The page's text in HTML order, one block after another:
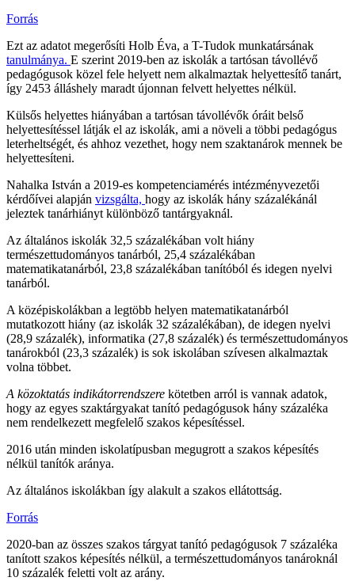
Forrás
Ezt az adatot megerősíti Holb Éva, a T-Tudok munkatársának
tanulmánya. E szerint 2019-ben az iskolák a tartósan távollévő
pedagógusok közel fele helyett nem alkalmaztak helyettesítő tanárt,
így 2453 álláshely maradt újonnan felvett helyettes nélkül.
Külsős helyettes hiányában a tartósan távollévők óráit belső
helyettesítéssel látják el az iskolák, ami a növeli a többi pedagógus
leterheltségét, és ahhoz vezethet, hogy nem szaktanárok mennek be
helyettesíteni.
Nahalka István a 2019-es kompetenciamérés intézményvezetői
kérdőívei alapján vizsgálta, hogy az iskolák hány százalékánál
jeleztek tanárhiányt különböző tantárgyaknál.
Az általános iskolák 32,5 százalékában volt hiány
természettudományos tanárból, 25,4 százalékában
matematikatanárból, 23,8 százalékában tanítóból és idegen nyelvi
tanárból.
A középiskolákban a legtöbb helyen matematikatanárból
mutatkozott hiány (az iskolák 32 százalékában), de idegen nyelvi
(28,9 százalék), informatika (27,8 százalék) és természettudományos
tanárokból (23,3 százalék) is sok iskolában szívesen alkalmaztak
volna többet.
A közoktatás indikátorrendszere kötetben arról is vannak adatok,
hogy az egyes szaktárgyakat tanító pedagógusok hány százaléka
nem rendelkezett megfelelő szakos képesítéssel.
2016 után minden iskolatípusban megugrott a szakos képesítés
nélkül tanítók aránya.
Az általános iskolákban így alakult a szakos ellátottság.
Forrás
2020-ban az összes szakos tárgyat tanító pedagógusok 7 százaléka
tanított szakos képesítés nélkül, a természettudományos tanároknál
10 százalék feletti volt az arány.